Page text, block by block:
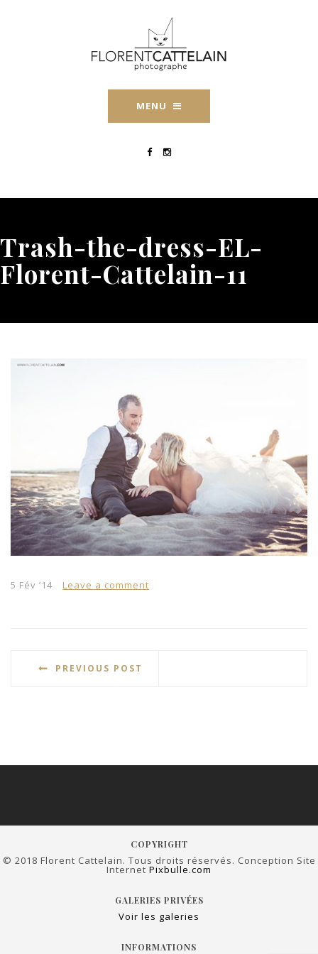
MENU
Trash-the-dress-EL-
Florent-Cattelain-11
5 Fév ’14 Leave a comment
PREVIOUS POST
COPYRIGHT
© 2018 Florent Cattelain. Tous droits réservés. Conception Site
Internet Pixbulle.com
GALERIES PRIVÉES
Voir les galeries
INFORMATIONS